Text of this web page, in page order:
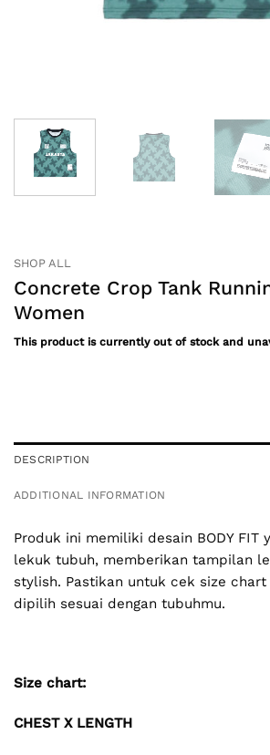
SHOP ALL
Concrete Crop Tank
Women
This product is currently out of stock and
DESCRIPTION
ADDITIONAL INFORMATION
Produk ini memiliki desain BODY FIT
lekuk tubuh, memberikan tampilan
stylish. Pastikan untuk cek size chart
dipilih sesuai dengan tubuhmu.
Size chart:
CHEST X LENGTH